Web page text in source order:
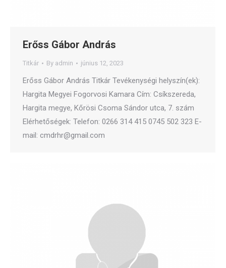
Erőss Gábor András
Titkár By admin június 12, 2023
Erőss Gábor András Titkár Tevékenységi helyszín(ek):
Hargita Megyei Fogorvosi Kamara Cím: Csíkszereda,
Hargita megye, Kőrösi Csoma Sándor utca, 7. szám
Elérhetőségek: Telefon: 0266 314 415 0745 502 323 E-
mail: cmdrhr@gmail.com